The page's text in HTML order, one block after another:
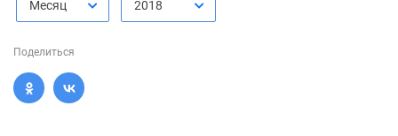
Месяц 2018
Поделиться